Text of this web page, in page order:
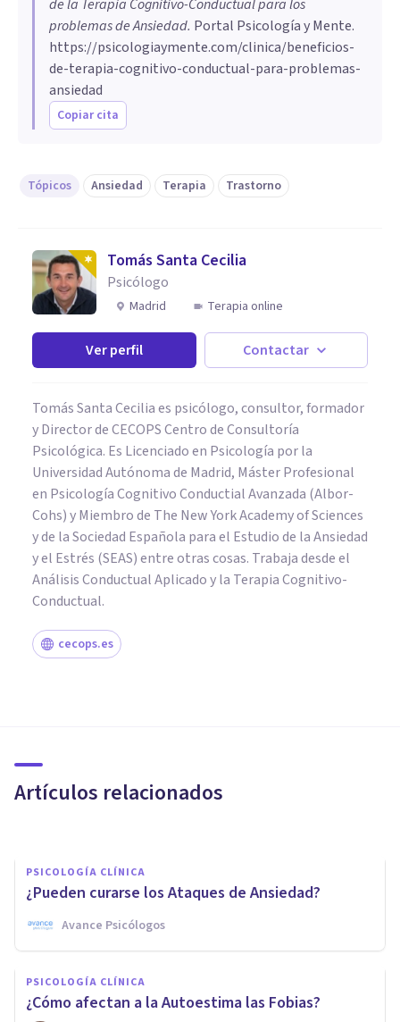
de la Terapia Cognitivo-Conductual para los
problemas de Ansiedad. Portal Psicología y Mente.
https://psicologiaymente.com/clinica/beneficios-
de-terapia-cognitivo-conductual-para-problemas-
ansiedad
Copiar cita
Tópicos Ansiedad Terapia Trastorno
Tomás Santa Cecilia
Psicólogo
Madrid Terapia online
Ver perfil Contactar
Tomás Santa Cecilia es psicólogo, consultor, formador
y Director de CECOPS Centro de Consultoría
Psicológica. Es Licenciado en Psicología por la
Universidad Autónoma de Madrid, Máster Profesional
en Psicología Cognitivo Conductial Avanzada (Albor-
Cohs) y Miembro de The New York Academy of Sciences
y de la Sociedad Española para el Estudio de la Ansiedad
y el Estrés (SEAS) entre otras cosas. Trabaja desde el
Análisis Conductual Aplicado y la Terapia Cognitivo-
Conductual.
cecops.es
Artículos relacionados
la depresión postparto?
PSICOLOGÍA CLÍNICA
¿Pueden curarse los Ataques de Ansiedad?
Avance Psicólogos
PSICOLOGÍA CLÍNICA
¿Cómo afectan a la Autoestima las Fobias?
¿Cómo superar el trastorno de
pánico? 5 ideas clave